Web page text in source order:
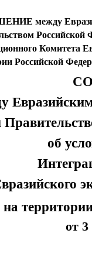
между
Российской
Комитета
Российской
об
на
от 3